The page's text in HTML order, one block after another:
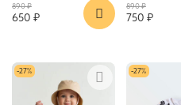
890 ₽
650 ₽
890 ₽
750 ₽
-27% -27%